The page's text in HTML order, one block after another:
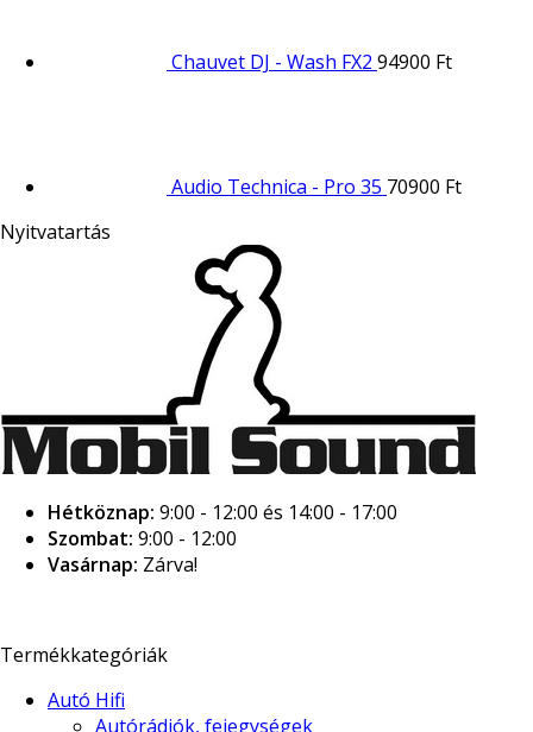
Chauvet DJ - Wash FX2 94900 Ft
Audio Technica - Pro 35 70900 Ft
Nyitvatartás
Hétköznap: 9:00 - 12:00 és 14:00 - 17:00
Szombat: 9:00 - 12:00
Vasárnap: Zárva!
Termékkategóriák
Autó Hifi
Autórádiók, fejegységek